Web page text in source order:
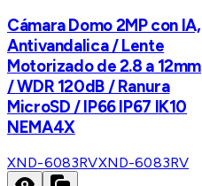
Cámara Domo 2MP con IA,
Antivandalica / Lente
Motorizado de 2.8 a 12mm
/ WDR 120dB / Ranura
MicroSD / IP66 IP67 IK10
NEMA4X
XND-6083RVXND-6083RV